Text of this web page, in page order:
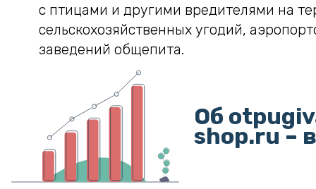
с птицами и другими вредителями на
сельскохозяйственных угодий,
заведений общепита.
Об
shop.ru –